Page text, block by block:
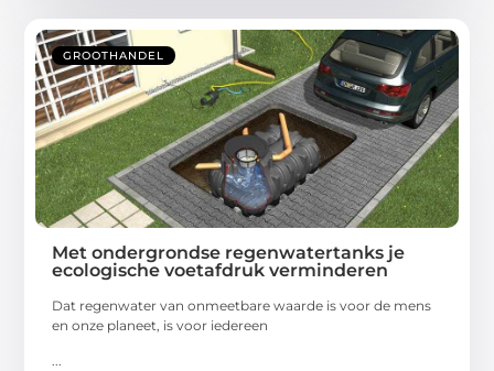
GROOTHANDEL
Met ondergrondse regenwatertanks je
ecologische voetafdruk verminderen
Dat regenwater van onmeetbare waarde is voor de mens
en onze planeet, is voor iedereen
...